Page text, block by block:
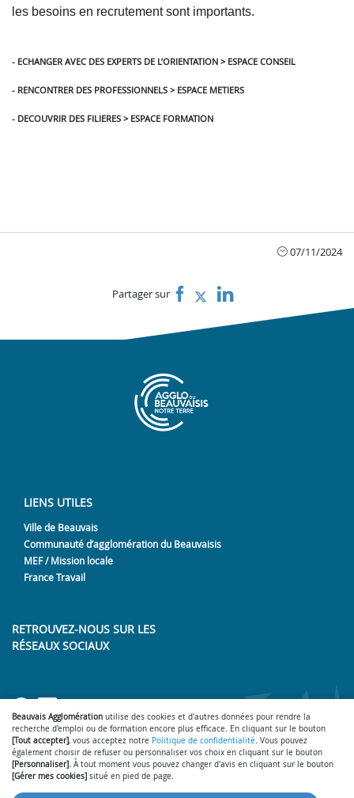
les besoins en recrutement sont importants.
- ECHANGER AVEC DES EXPERTS DE L’ORIENTATION > ESPACE CONSEIL
- RENCONTRER DES PROFESSIONNELS > ESPACE METIERS
- DECOUVRIR DES FILIERES > ESPACE FORMATION
07/11/2024
Partager sur
LIENS UTILES
Ville de Beauvais
Communauté d’agglomération du Beauvaisis
MEF / Mission locale
France Travail
RETROUVEZ-NOUS SUR LES
RÉSEAUX SOCIAUX
Accessibilité : partiellement conforme-Gérer mes cookies-
Mentions légales Conditions générales d'utilisation
Beauvais Agglomération utilise des cookies et d'autres données pour rendre la
recherche d'emploi ou de formation encore plus efficace. En cliquant sur le bouton
[Tout accepter], vous acceptez notre Politique de confidentialité. Vous pouvez
également choisir de refuser ou personnaliser vos choix en cliquant sur le bouton
[Personnaliser]. À tout moment vous pouvez changer d'avis en cliquant sur le bouton
[Gérer mes cookies] situé en pied de page.